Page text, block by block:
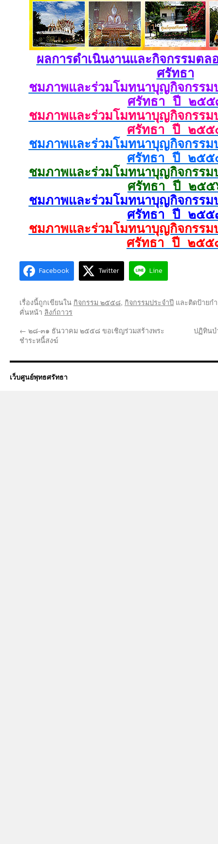
ผลการดำเนินงานและกิจกรรม
ศรัทธา
ชมภาพและร่วมโมทนาบุญกิจกรร
ศรัทธา ปี ๒๕๕
ชมภาพและร่วมโมทนาบุญกิจกรร
ศรัทธา ปี ๒๕๕
ชมภาพและร่วมโมทนาบุญกิจกรร
ศรัทธา ปี ๒๕๕
ชมภาพและร่วมโมทนาบุญกิจกรร
ศรัทธา ปี ๒๕๕
ชมภาพและร่วมโมทนาบุญกิจกรร
ศรัทธา ปี ๒๕๕
ชมภาพและร่วมโมทนาบุญกิจกรร
ศรัทธา ปี ๒๕๕
Facebook Twitter Line
เรื่องนี้ถูกเขียนใน กิจกรรม ๒๕๕๘, กิจกรรมประจำปี และติดป้ายก
คั่นหน้า ลิงก์ถาวร
← ๒๘-๓๑ ธันวาคม ๒๕๕๘ ขอเชิญร่วมสร้างพระ
ชำระหนี้สงฆ์
ปฏิทิน
เว็บศูนย์พุทธศรัทธา